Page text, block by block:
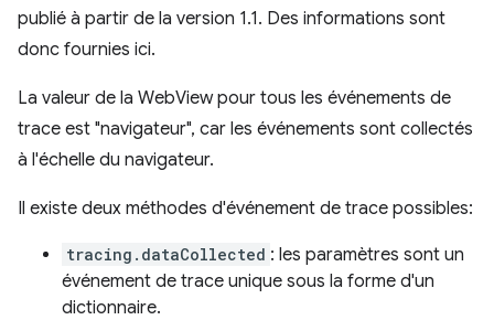
publié à partir de la version 1.1. Des informations sont
donc fournies ici.
La valeur de la WebView pour tous les événements de
trace est "navigateur", car les événements sont collectés
à l'échelle du navigateur.
Il existe deux méthodes d'événement de trace possibles:
tracing.dataCollected : les paramètres sont un
événement de trace unique sous la forme d'un
dictionnaire.